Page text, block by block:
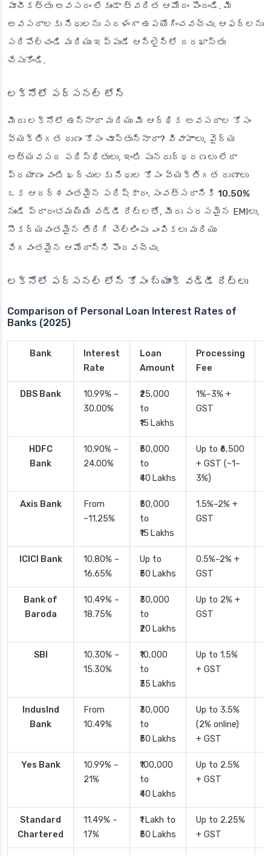
పూచీకత్తు అవసరం లేకుండా త్వరిత ఆమోదం పొందండి. మీ
అవసరాలకు నిధులను సరళంగా ఉపయోగించవచ్చు. ఆఫర్లను
సరిపోల్చండి మరియు ఇప్పుడే ఆన్‌లైన్‌లో దరఖాస్తు
చేసుకోండి.
లక్నోలో పర్సనల్ లోన్
మీరు లక్నోలో ఉన్నారా మరియు మీ ఆర్థిక అవసరాల కోసం
వ్యక్తిగత రుణం కోసం చూస్తున్నారా? వివాహాలు, వైద్య
అత్యవసర పరిస్థితులు, ఇంటి పునరుద్ధరణలు లేదా
ప్రయాణం వంటి ఖర్చులకు నిధుల కోసం వ్యక్తిగత రుణాలు
ఒక ఆదర్శవంతమైన పరిష్కారం. సంవత్సరానికి 10.50%
నుండి ప్రారంభమయ్యే వడ్డీ రేట్లతో, మీరు సరసమైన EMIలు,
సౌకర్యవంతమైన తిరిగి చెల్లింపు ఎంపికలు మరియు
వేగవంతమైన ఆమోదాన్ని పొందవచ్చు.
లక్నోలో పర్సనల్ లోన్ కోసం బ్యాంక్ వడ్డీ రేట్లు
Comparison of Personal Loan Interest Rates of
Banks (2025)
Bank
Interest
Rate
Loan
Amount
Processing
Fee
DBS Bank
10.99% –
30.00%
₹25,000
to
₹15 Lakhs
1%–3% +
GST
HDFC
Bank
10.90% –
24.00%
₹50,000
to
₹40 Lakhs
Up to ₹6,500
+ GST (~1–
3%)
Axis Bank
From
~11.25%
₹50,000
to
₹15 Lakhs
1.5%–2% +
GST
ICICI Bank
10.80% –
16.65%
Up to
₹50 Lakhs
0.5%–2% +
GST
Bank of
Baroda
10.49% –
18.75%
₹30,000
to
₹20 Lakhs
Up to 2% +
GST
SBI
10.30% –
15.30%
₹10,000
to
₹35 Lakhs
Up to 1.5%
+ GST
IndusInd
Bank
From
10.49%
₹30,000
to
₹50 Lakhs
Up to 3.5%
(2% online)
+ GST
Yes Bank
10.99% –
21%
₹100,000
to
₹40 Lakhs
Up to 2.5%
+ GST
Standard
Chartered
11.49% –
17%
₹1 Lakh to
₹50 Lakhs
Up to 2.25%
+ GST